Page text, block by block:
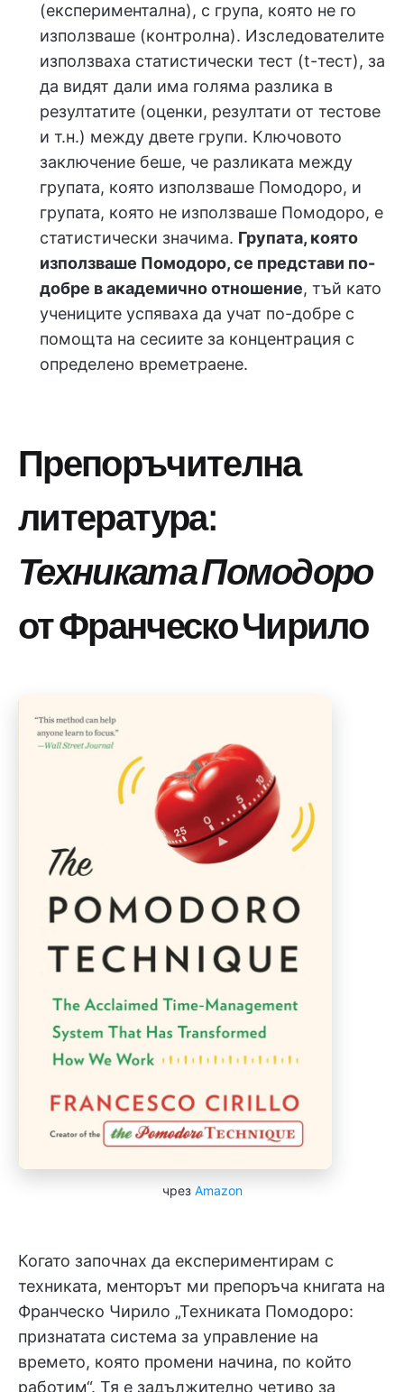
(експериментална), с група, която не го
използваше (контролна). Изследователите
използваха статистически тест (t-тест), за
да видят дали има голяма разлика в
резултатите (оценки, резултати от тестове
и т.н.) между двете групи. Ключовото
заключение беше, че разликата между
групата, която използваше Помодоро, и
групата, която не използваше Помодоро, е
статистически значима. Групата, която
използваше Помодоро, се представи по-
добре в академично отношение, тъй като
учениците успяваха да учат по-добре с
помощта на сесиите за концентрация с
определено времетраене.
Препоръчителна
литература:
Техниката Помодоро
от Франческо Чирило
чрез Amazon
Когато започнах да експериментирам с
техниката, менторът ми препоръча книгата на
Франческо Чирило „Техниката Помодоро:
признатата система за управление на
времето, която промени начина, по който
работим“. Тя е задължително четиво за